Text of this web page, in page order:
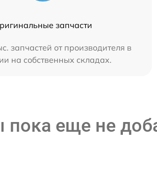
запчасти
запчастей от производителя в
на собственных складах.
еще не